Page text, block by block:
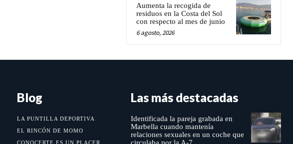
Aumenta la recogida de
residuos en la Costa del Sol
con respecto al mes de junio
6 agosto, 2026
Blog
LA PUNTILLA DEPORTIVA
EL RINCÓN DE MOMO
CONOCERTE ES UN PLACER
Las más destacadas
Identificada la pareja grabada en
Marbella cuando mantenía
relaciones sexuales en un coche que